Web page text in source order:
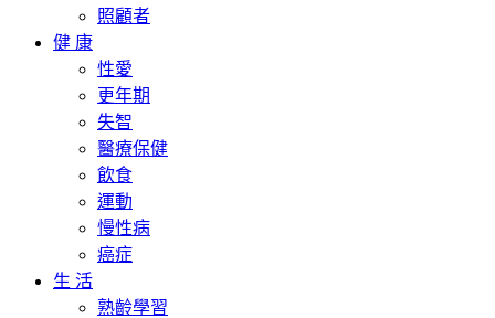
照顧者
健 康
性愛
更年期
失智
醫療保健
飲食
運動
慢性病
癌症
生 活
熟齡學習